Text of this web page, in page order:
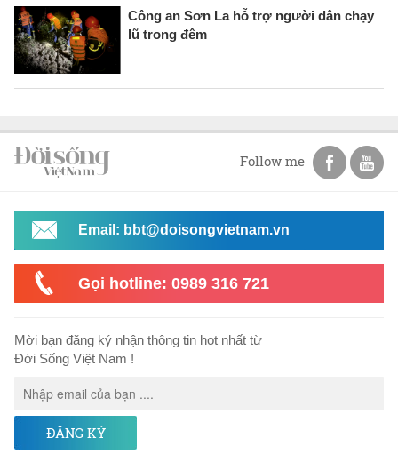
Công an Sơn La hỗ trợ người dân chạy
lũ trong đêm
Follow me
Email: bbt@doisongvietnam.vn
Gọi hotline: 0989 316 721
Mời bạn đăng ký nhận thông tin hot nhất từ
Đời Sống Việt Nam !
ĐĂNG KÝ